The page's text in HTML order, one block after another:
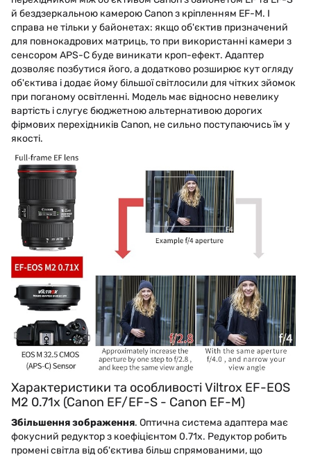
й бездзеркальною камерою Canon з кріпленням EF-M. І
справа не тільки у байонетах: якщо об'єктив призначений
для повнокадрових матриць, то при використанні камери з
сенсором APS-C буде виникати кроп-ефект. Адаптер
дозволяє позбутися його, а додатково розширює кут огляду
об'єктива і додає йому більшої світлосили для чітких зйомок
при поганому освітленні. Модель має відносно невелику
вартість і слугує бюджетною альтернативою дорогих
фірмових перехідників Canon, не сильно поступаючись їм у
якості.
Характеристики та особливості Viltrox EF-EOS
M2 0.71x (Canon EF/EF-S - Canon EF-M)
Збільшення зображення. Оптична система адаптера має
фокусний редуктор з коефіцієнтом 0.71x. Редуктор робить
промені світла від об'єктива більш спрямованими, що